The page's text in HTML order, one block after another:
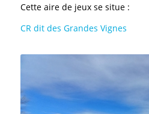
Cette aire de jeux se situe :
CR dit des Grandes Vignes